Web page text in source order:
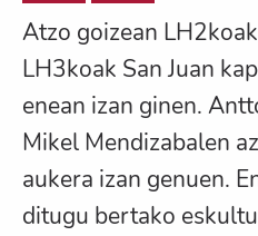
Atzo goizean
LH3koak San Juan
enean izan ginen.
Mikel Mendizabalen
aukera izan genuen.
ditugu bertako